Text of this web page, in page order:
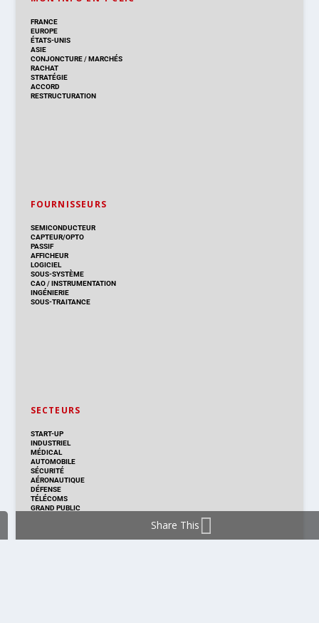
FRANCE
EUROPE
ÉTATS-UNIS
ASIE
CONJONCTURE/MARCHÉS
RACHAT
STRATÉGIE
ACCORD
RESTRUCTURATION
FOURNISSEURS
SEMICONDUCTEUR
CAPTEUR/OPTO
PASSIF
AFFICHEUR
LOGICIEL
SOUS-SYSTÈME
CAO/INSTRUMENTATION
INGÉNIERIE
SOUS-TRAITANCE
SECTEURS
START-UP
INDUSTRIEL
MÉDICAL
AUTOMOBILE
SÉCURITÉ
AÉRONAUTIQUE
DÉFENSE
TÉLÉCOMS
GRAND PUBLIC
Share This